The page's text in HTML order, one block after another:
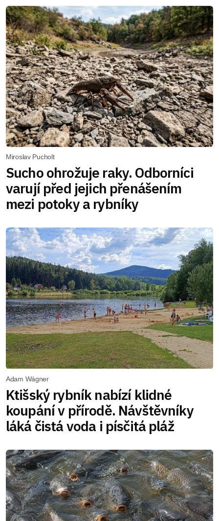
Miroslav Pucholt
Sucho ohrožuje raky. Odborníci
varují před jejich přenášením
mezi potoky a rybníky
Adam Wágner
Ktišský rybník nabízí klidné
koupání v přírodě. Návštěvníky
láká čistá voda i písčitá pláž